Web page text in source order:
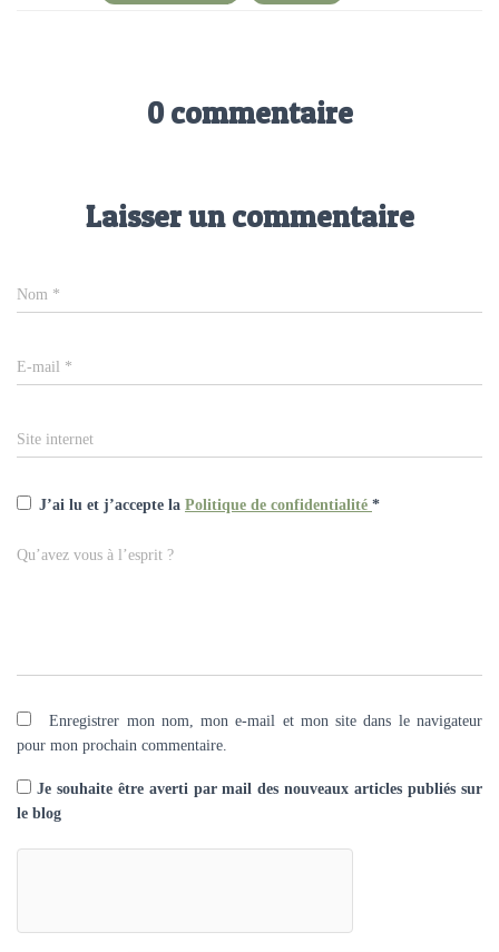
0 commentaire
Laisser un commentaire
Nom *
E-mail *
Site internet
J’ai lu et j’accepte la Politique de confidentialité *
Qu’avez vous à l’esprit ?
Enregistrer mon nom, mon e-mail et mon site dans le navigateur
pour mon prochain commentaire.
Je souhaite être averti par mail des nouveaux articles publiés sur
le blog